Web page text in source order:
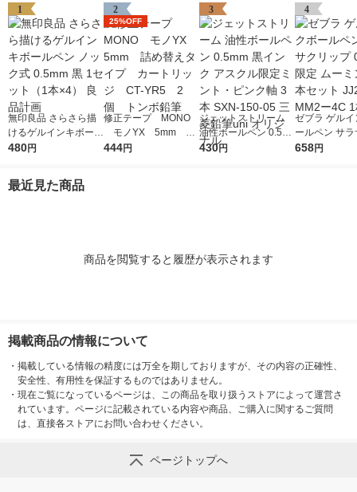
1
無印良品 さらさら描
けるゲルインキボール
ペン ノック式 0.5mm
480円
2
25%OFF
修正テープ MONO
モノYX 5mm 詰
め替えタイプ カート
444円
3
ジェットストリーム
油性ボールペン 0.5m
m 黒インク アスクル
430円
4
ゼブラ ゲルイ
ールペン サ
ップ 0.5mm
658円
最近見た商品
商品を閲覧すると履歴が表示されます
掲載商品の情報について
・ 掲載している情報の精度には万全を期しておりますが、その内容の正確性、
安全性、有用性を保証するものではありません。
・ 現在ご覧になっているページは、この商品を取り扱うストアによって運営さ
れています。ページに記載されている内容や商品、ご購入に関するご質問
は、直接各ストアにお問い合わせください。
ページトップへ